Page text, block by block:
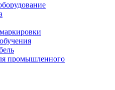
промышленного